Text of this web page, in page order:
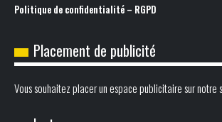
Politique de confidentialité – RGPD
Placement de publicité
Vous souhaitez placer un espace publicitaire sur notre